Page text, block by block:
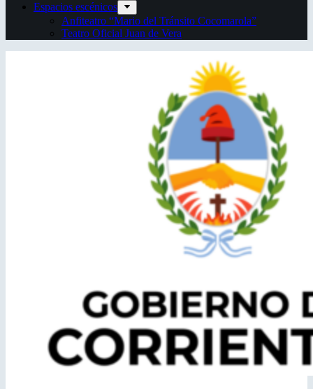
Espacios escénicos
Anfiteatro “Mario del Tránsito Cocomarola”
Teatro Oficial Juan de Vera